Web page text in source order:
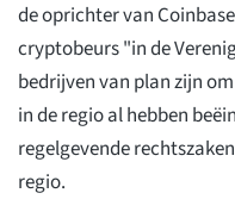
de oprichter van
cryptobeurs "in de
bedrijven van plan zijn
in de regio al hebben
regelgevende
regio.